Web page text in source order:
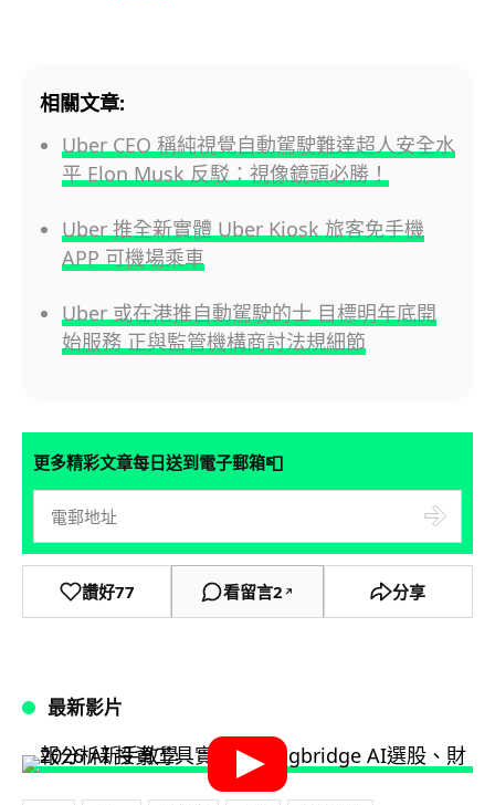
相關文章:
Uber CEO 稱純視覺自動駕駛難達超人安全水
平 Elon Musk 反駁：視像鏡頭必勝！
Uber 推全新實體 Uber Kiosk 旅客免手機
APP 可機場乘車
Uber 或在港推自動駕駛的士 目標明年底開
始服務 正與監管機構商討法規細節
更多精彩文章每日送到電子郵箱📮
讚好77 看留言2 ↗ 分享
最新影片